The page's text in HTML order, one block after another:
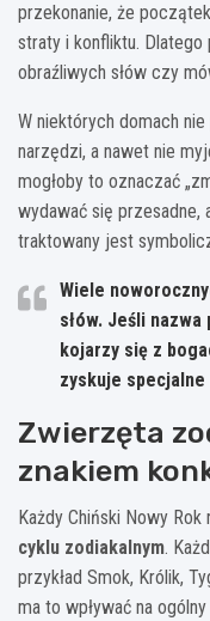
przekonanie, że
straty i konfliktu. Dlatego
obraźliwych słów czy
W niektórych domach
narzędzi, a nawet nie
mogłoby to oznaczać
wydawać się przesadne,
traktowany jest
Wiele
słów. Jeśli
kojarzy się z
zyskuje
Zwierzęta
znakiem
Każdy Chiński Nowy
cyklu zodiakalnym.
przykład Smok, Królik,
ma to wpływać na